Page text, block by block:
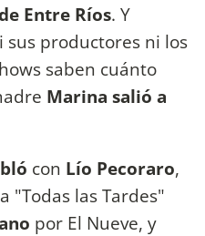
Entre Ríos. Y
productores ni los
saben cuánto
Marina salió a
con Lío Pecoraro,
"Todas las Tardes"
por El Nueve, y